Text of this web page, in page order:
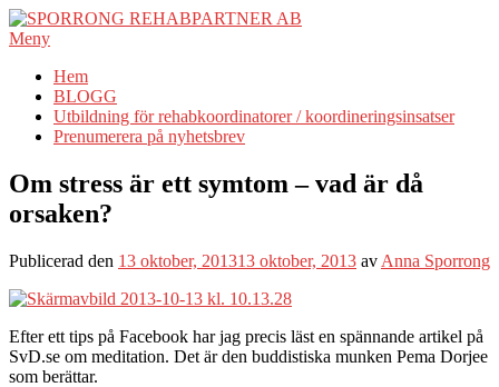
Hoppa
till
Meny
Hem
BLOGG
Utbildning för rehabkoordinatorer / koordineringsinsatser
Prenumerera på nyhetsbrev
Om stress är ett symtom – vad är då
orsaken?
Publicerad den 13 oktober, 201313 oktober, 2013 av Anna Sporrong
Efter ett tips på Facebook har jag precis läst en spännande artikel på
SvD.se om meditation. Det är den buddistiska munken Pema Dorjee
som berättar.